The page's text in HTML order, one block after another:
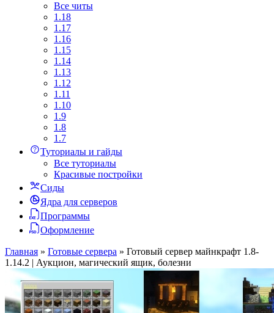
Все читы
1.18
1.17
1.16
1.15
1.14
1.13
1.12
1.11
1.10
1.9
1.8
1.7
Туториалы и гайды
Все туториалы
Красивые постройки
Сиды
Ядра для серверов
Программы
Оформление
Главная » Готовые сервера » Готовый сервер майнкрафт 1.8-
1.14.2 | Аукцион, магический ящик, болезни